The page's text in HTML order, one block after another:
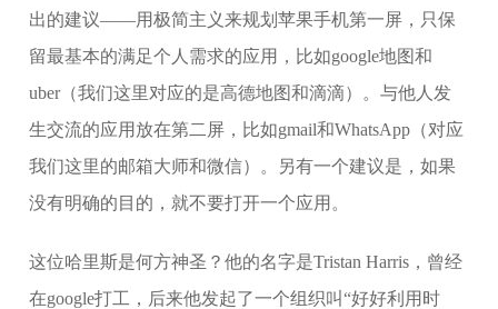
出的建议——用极简主义来规划苹果手机第一屏，只保
留最基本的满足个人需求的应用，比如google地图和
uber（我们这里对应的是高德地图和滴滴）。与他人发
生交流的应用放在第二屏，比如gmail和WhatsApp（对应
我们这里的邮箱大师和微信）。另有一个建议是，如果
没有明确的目的，就不要打开一个应用。
这位哈里斯是何方神圣？他的名字是Tristan Harris，曾经
在google打工，后来他发起了一个组织叫“好好利用时